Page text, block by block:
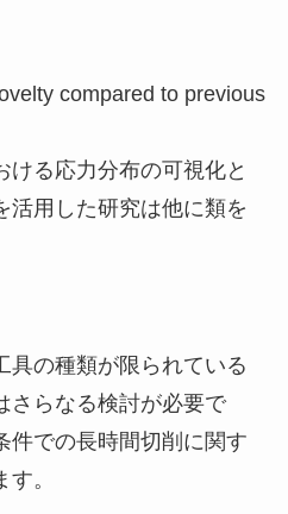
compared to previous
ける応力分布の可視化と
活用した研究は他に類を
具の種類が限られている
さらなる検討が必要で
件での長時間切削に関す
。